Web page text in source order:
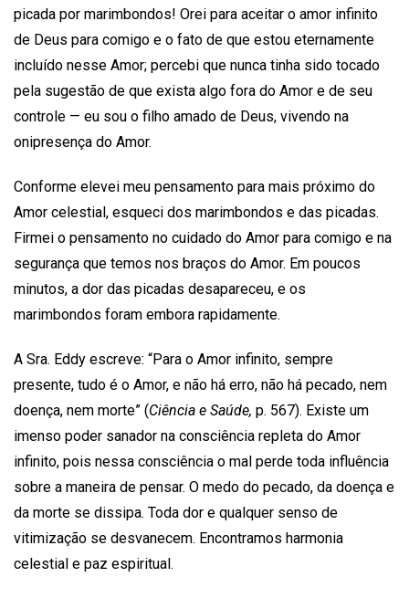
picada por marimbondos! Orei para aceitar o amor infinito
de Deus para comigo e o fato de que estou eternamente
incluído nesse Amor; percebi que nunca tinha sido tocado
pela sugestão de que exista algo fora do Amor e de seu
controle — eu sou o filho amado de Deus, vivendo na
onipresença do Amor.
Conforme elevei meu pensamento para mais próximo do
Amor celestial, esqueci dos marimbondos e das picadas.
Firmei o pensamento no cuidado do Amor para comigo e na
segurança que temos nos braços do Amor. Em poucos
minutos, a dor das picadas desapareceu, e os
marimbondos foram embora rapidamente.
A Sra. Eddy escreve: “Para o Amor infinito, sempre
presente, tudo é o Amor, e não há erro, não há pecado, nem
doença, nem morte” (Ciência e Saúde, p. 567). Existe um
imenso poder sanador na consciência repleta do Amor
infinito, pois nessa consciência o mal perde toda influência
sobre a maneira de pensar. O medo do pecado, da doença e
da morte se dissipa. Toda dor e qualquer senso de
vitimização se desvanecem. Encontramos harmonia
celestial e paz espiritual.